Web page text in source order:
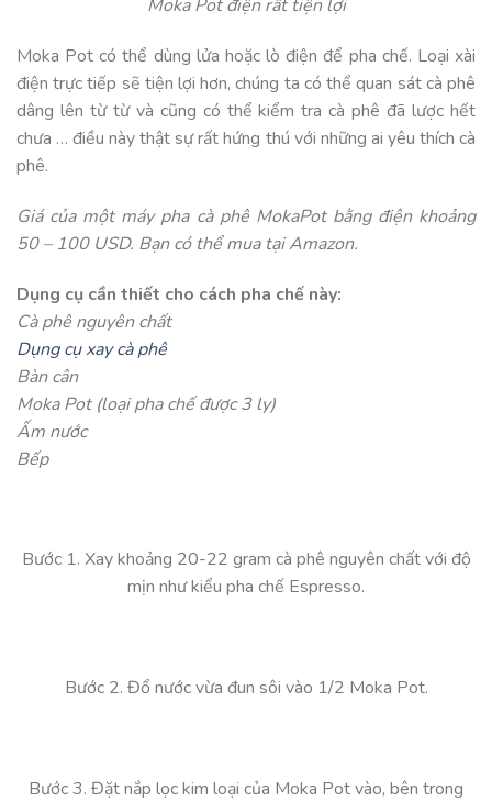
Moka Pot điện rất tiện lợi
Moka Pot có thể dùng lửa hoặc lò điện để pha chế. Loại xài
điện trực tiếp sẽ tiện lợi hơn, chúng ta có thể quan sát cà phê
dâng lên từ từ và cũng có thể kiểm tra cà phê đã lược hết
chưa … điều này thật sự rất hứng thú với những ai yêu thích cà
phê.
Giá của một máy pha cà phê MokaPot bằng điện khoảng
50 – 100 USD. Bạn có thể mua tại Amazon.
Dụng cụ cần thiết cho cách pha chế này:
Cà phê nguyên chất
Dụng cụ xay cà phê
Bàn cân
Moka Pot (loại pha chế được 3 ly)
Ấm nước
Bếp
Bước 1. Xay khoảng 20-22 gram cà phê nguyên chất với độ
mịn như kiểu pha chế Espresso.
Bước 2. Đổ nước vừa đun sôi vào 1/2 Moka Pot.
Bước 3. Đặt nắp lọc kim loại của Moka Pot vào, bên trong